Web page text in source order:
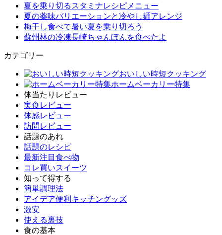
夏を乗り切るスタミナレシピメニュー
夏の薬味バリエーションと冷やし麺アレンジ
梅干し食べて暑い夏を乗り切ろう
蘇州林の冷凍長崎ちゃんぽんを食べたよ
カテゴリー
おいしい時短クッキング
ホームベーカリー特集
体当たりレビュー
実食レビュー
体感レビュー
訪問レビュー
話題のあれ
話題のレシピ
最新注目食べ物
コレ買いスイーツ
知って得する
簡単調理法
アイデア便利キッチングッズ
激安
使える裏技
食の基本